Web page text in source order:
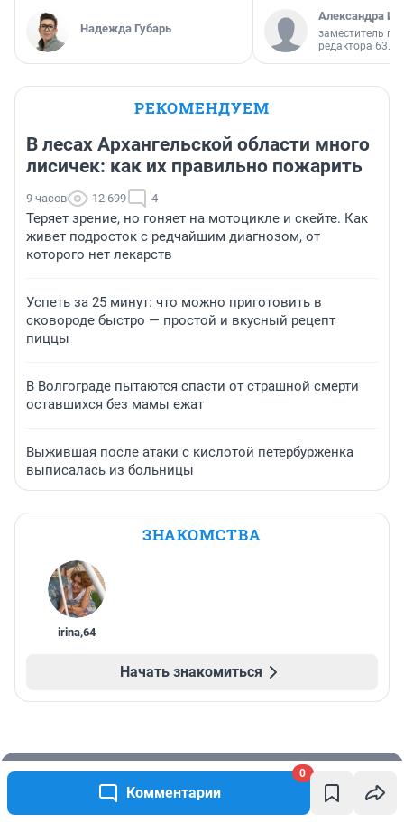
Комментарии
0
Надежда Губарь
Александра
заместитель
редактора 63.RU
РЕКОМЕНДУЕМ
В лесах Архангельской области много
лисичек: как их правильно пожарить
9 часов 12 699 4
Теряет зрение, но гоняет на мотоцикле и скейте. Как
живет подросток с редчайшим диагнозом, от
которого нет лекарств
Успеть за 25 минут: что можно приготовить в
сковороде быстро — простой и вкусный рецепт
пиццы
В Волгограде пытаются спасти от страшной смерти
оставшихся без мамы ежат
Выжившая после атаки с кислотой петербурженка
выписалась из больницы
ЗНАКОМСТВА
irina,64
Начать знакомиться